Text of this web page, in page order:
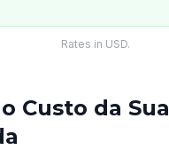
Rates in USD.
Custo da Sua